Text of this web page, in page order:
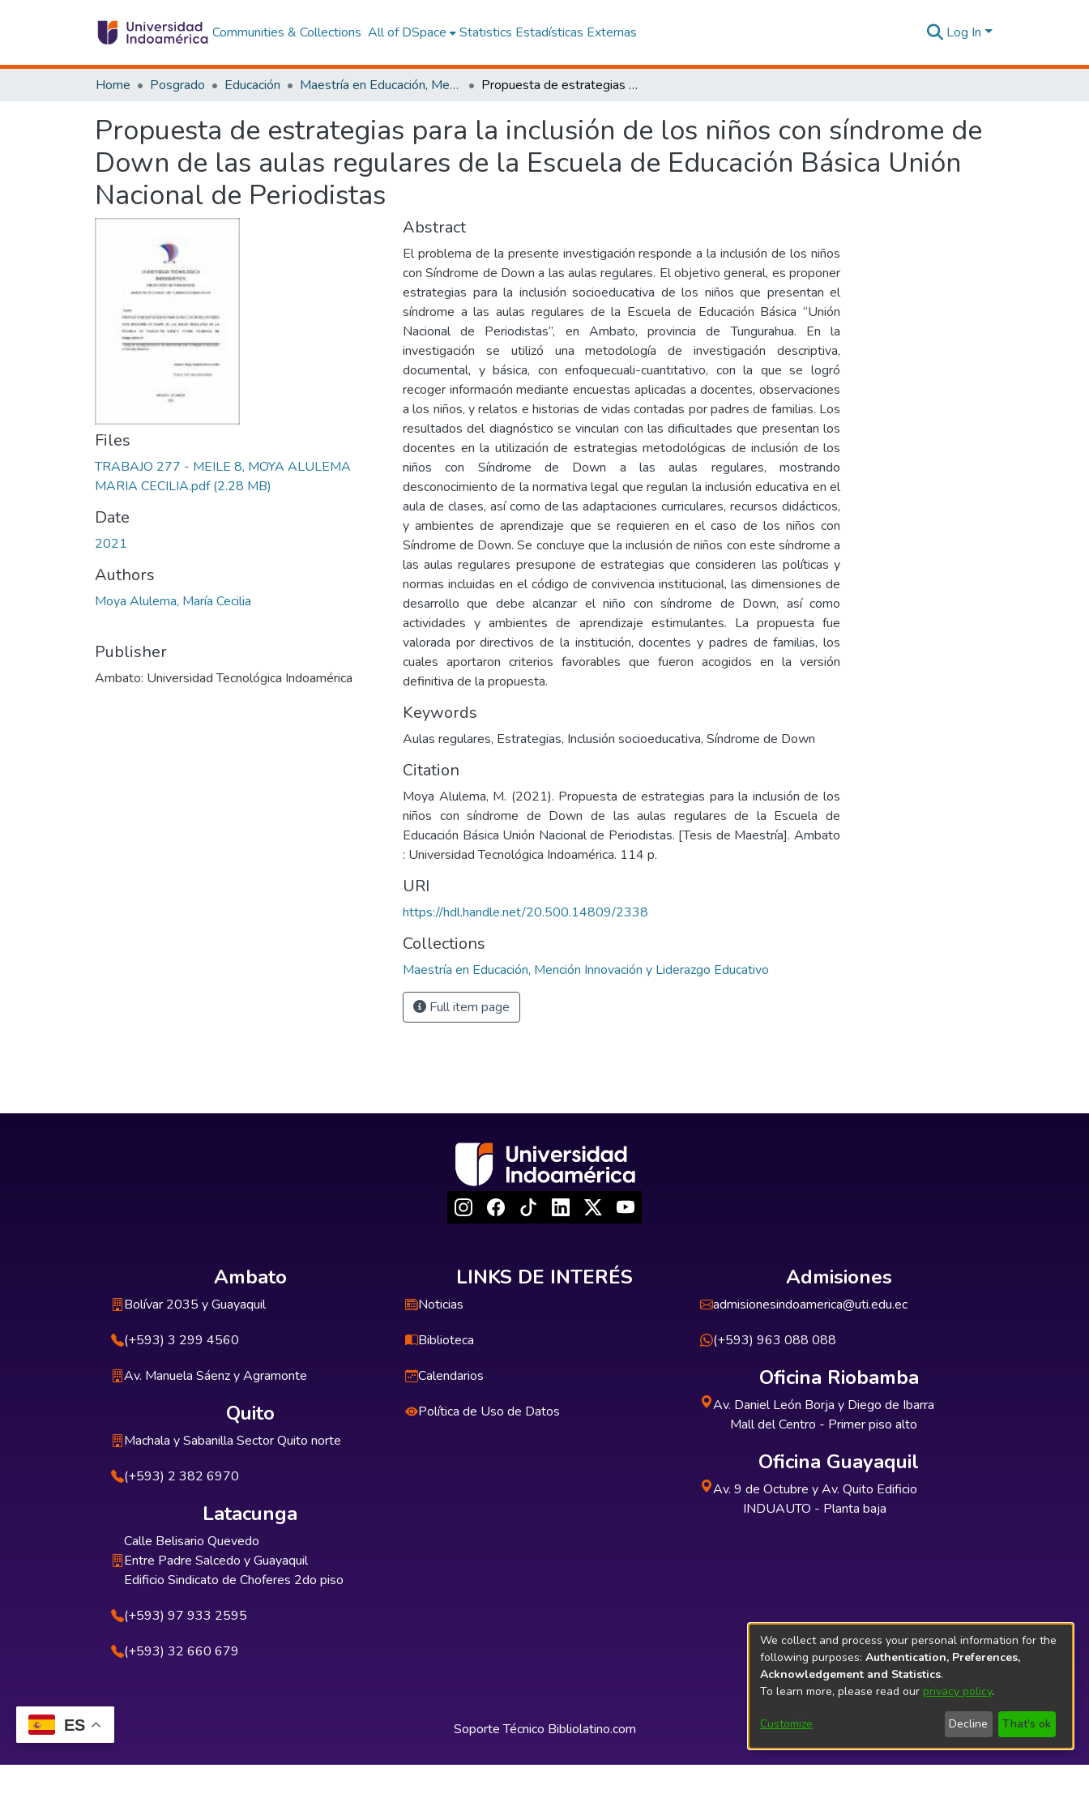
ES
Communities & Collections All of DSpace Statistics Estadísticas Externas Log In
Home Posgrado Educación Maestría en Educación, Mención Innovación y Liderazgo Educativo Propuesta de estrategias para la inclusión de los niños con síndrome de Down de las aulas regulares de la Escuela de Educación Básica Unión Nacional de Periodistas
Propuesta de estrategias para la inclusión de los niños con síndrome de
Down de las aulas regulares de la Escuela de Educación Básica Unión
Nacional de Periodistas
Files
TRABAJO 277 - MEILE 8, MOYA ALULEMA
MARIA CECILIA.pdf(2.28 MB)
Date
2021
Authors
Moya Alulema, María Cecilia
Publisher
Ambato: Universidad Tecnológica Indoamérica
Abstract
El problema de la presente investigación responde a la inclusión de los niños
con Síndrome de Down a las aulas regulares. El objetivo general, es proponer
estrategias para la inclusión socioeducativa de los niños que presentan el
síndrome a las aulas regulares de la Escuela de Educación Básica “Unión
Nacional de Periodistas”, en Ambato, provincia de Tungurahua. En la
investigación se utilizó una metodología de investigación descriptiva,
documental, y básica, con enfoquecuali-cuantitativo, con la que se logró
recoger información mediante encuestas aplicadas a docentes, observaciones
a los niños, y relatos e historias de vidas contadas por padres de familias. Los
resultados del diagnóstico se vinculan con las dificultades que presentan los
docentes en la utilización de estrategias metodológicas de inclusión de los
niños con Síndrome de Down a las aulas regulares, mostrando
desconocimiento de la normativa legal que regulan la inclusión educativa en el
aula de clases, así como de las adaptaciones curriculares, recursos didácticos,
y ambientes de aprendizaje que se requieren en el caso de los niños con
Síndrome de Down. Se concluye que la inclusión de niños con este síndrome a
las aulas regulares presupone de estrategias que consideren las políticas y
normas incluidas en el código de convivencia institucional, las dimensiones de
desarrollo que debe alcanzar el niño con síndrome de Down, así como
actividades y ambientes de aprendizaje estimulantes. La propuesta fue
valorada por directivos de la institución, docentes y padres de familias, los
cuales aportaron criterios favorables que fueron acogidos en la versión
definitiva de la propuesta.
Keywords
Aulas regulares, Estrategias, Inclusión socioeducativa, Síndrome de Down
Citation
Moya Alulema, M. (2021). Propuesta de estrategias para la inclusión de los
niños con síndrome de Down de las aulas regulares de la Escuela de
Educación Básica Unión Nacional de Periodistas. [Tesis de Maestría]. Ambato
: Universidad Tecnológica Indoamérica. 114 p.
URI
https://hdl.handle.net/20.500.14809/2338
Collections
Maestría en Educación, Mención Innovación y Liderazgo Educativo
Full item page
Ambato
Bolívar 2035 y Guayaquil
(+593) 3 299 4560
Av. Manuela Sáenz y Agramonte
Quito
Machala y Sabanilla Sector Quito norte
(+593) 2 382 6970
Latacunga
Calle Belisario Quevedo
Entre Padre Salcedo y Guayaquil
Edificio Sindicato de Choferes 2do piso
(+593) 97 933 2595
(+593) 32 660 679
LINKS DE INTERÉS
Noticias
Biblioteca
Calendarios
Política de Uso de Datos
Admisiones
admisionesindoamerica@uti.edu.ec
(+593) 963 088 088
Oficina Riobamba
Av. Daniel León Borja y Diego de Ibarra
Mall del Centro - Primer piso alto
Oficina Guayaquil
Av. 9 de Octubre y Av. Quito Edificio
INDUAUTO - Planta baja
Soporte Técnico Bibliolatino.com
We collect and process your personal information for the
following purposes: Authentication, Preferences,
Acknowledgement and Statistics.
To learn more, please read our privacy policy.
Customize Decline That's ok